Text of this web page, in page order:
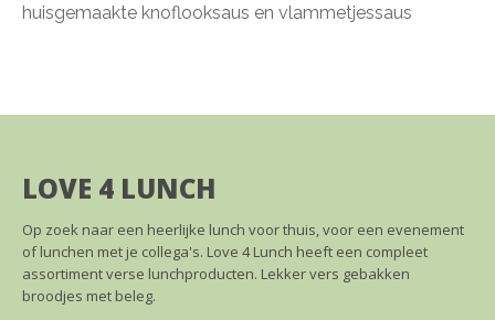
huisgemaakte knoflooksaus en vlammetjessaus
LOVE 4 LUNCH
Op zoek naar een heerlijke lunch voor thuis, voor een evenement
of lunchen met je collega's. Love 4 Lunch heeft een compleet
assortiment verse lunchproducten. Lekker vers gebakken
broodjes met beleg.